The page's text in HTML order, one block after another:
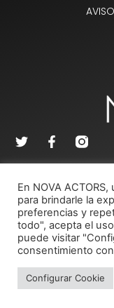
©
En NOVA
para brindarle la
preferencias y
todo", acepta el
puede visitar
consentimiento
Configurar Cookie